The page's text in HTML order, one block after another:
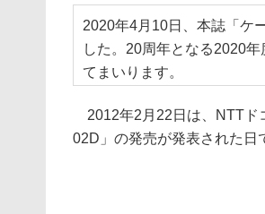
2020年4月10日、本誌「ケ
した。20周年となる2020
てまいります。
2012年2月22日は、NTTド
02D」の発売が発表された日